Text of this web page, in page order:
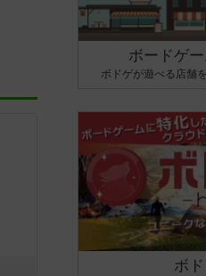
ボードゲ
ボドゲが遊べる店舗
ボ